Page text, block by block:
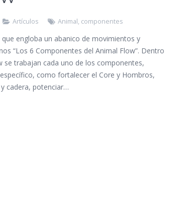
Artículos Animal, componentes
engloba un abanico de movimientos y
“Los 6 Componentes del Animal Flow”. Dentro
se trabajan cada uno de los componentes,
como fortalecer el Core y Hombros,
cadera, potenciar…